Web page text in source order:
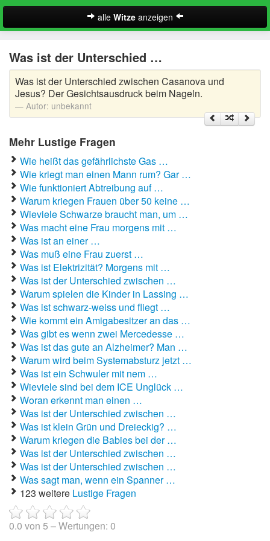
alle Witzeanzeigen
A-Klasse Witze
Akademiker Witze
Al Bundy Sprüche
Alle Kinder Sprüche
Anrufbeantworter Ansagen
Antiwitze
Anwaltswitze
Arbeitswitze
Arztwitze
Autoaufkleber Sprüche
Bankerwitze
Bart Simpson Sprüche
Bauernregeln
Bauernwitze
Bayern Witze
Beamtenwitze
Bierwitze
Bill Clinton Witze
Blondinenwitze
Suche
Was ist der Unterschied …
Was ist der Unterschied zwischen Casanova und
Jesus? Der Gesichtsausdruck beim Nageln.
Autor: unbekannt
Mehr Lustige Fragen
Wie heißt das gefährlichste Gas …
Wie kriegt man einen Mann rum? Gar …
Wie funktioniert Abtreibung auf …
Warum kriegen Frauen über 50 keine …
Wieviele Schwarze braucht man, um …
Was macht eine Frau morgens mit …
Was ist an einer …
Was muß eine Frau zuerst …
Was ist Elektrizität? Morgens mit …
Was ist der Unterschied zwischen …
Warum spielen die Kinder in Lassing …
Was ist schwarz-weiss und fliegt …
Wie kommt ein Amigabesitzer an das …
Was gibt es wenn zwei Mercedesse …
Was ist das gute an Alzheimer? Man …
Warum wird beim Systemabsturz jetzt …
Was ist ein Schwuler mit nem …
Wieviele sind bei dem ICE Unglück …
Woran erkennt man einen …
Was ist der Unterschied zwischen …
Was ist klein Grün und Dreieckig? …
Warum kriegen die Babies bei der …
Was ist der Unterschied zwischen …
Was ist der Unterschied zwischen …
Was sagt man, wenn ein Spanner …
123 weitere Lustige Fragen
0.0 von 5 – Wertungen: 0